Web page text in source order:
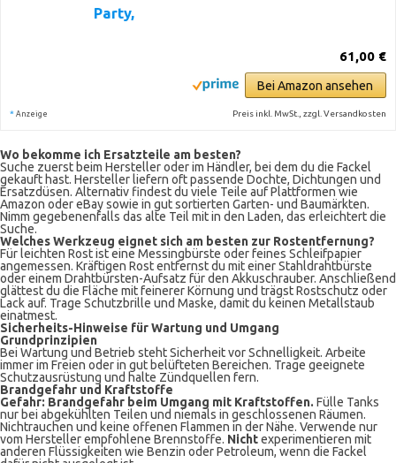
Party,
61,00 €
Bei Amazon ansehen
* Anzeige Preis inkl. MwSt., zzgl. Versandkosten
Wo bekomme ich Ersatzteile am besten?
Suche zuerst beim Hersteller oder im Händler, bei dem du die Fackel
gekauft hast. Hersteller liefern oft passende Dochte, Dichtungen und
Ersatzdüsen. Alternativ findest du viele Teile auf Plattformen wie
Amazon oder eBay sowie in gut sortierten Garten- und Baumärkten.
Nimm gegebenenfalls das alte Teil mit in den Laden, das erleichtert die
Suche.
Welches Werkzeug eignet sich am besten zur Rostentfernung?
Für leichten Rost ist eine Messingbürste oder feines Schleifpapier
angemessen. Kräftigen Rost entfernst du mit einer Stahldrahtbürste
oder einem Drahtbürsten-Aufsatz für den Akkuschrauber. Anschließend
glättest du die Fläche mit feinerer Körnung und trägst Rostschutz oder
Lack auf. Trage Schutzbrille und Maske, damit du keinen Metallstaub
einatmest.
Sicherheits-Hinweise für Wartung und Umgang
Grundprinzipien
Bei Wartung und Betrieb steht Sicherheit vor Schnelligkeit. Arbeite
immer im Freien oder in gut belüfteten Bereichen. Trage geeignete
Schutzausrüstung und halte Zündquellen fern.
Brandgefahr und Kraftstoffe
Gefahr: Brandgefahr beim Umgang mit Kraftstoffen. Fülle Tanks
nur bei abgekühlten Teilen und niemals in geschlossenen Räumen.
Nichtrauchen und keine offenen Flammen in der Nähe. Verwende nur
vom Hersteller empfohlene Brennstoffe. Nichtexperimentieren mit
anderen Flüssigkeiten wie Benzin oder Petroleum, wenn die Fackel